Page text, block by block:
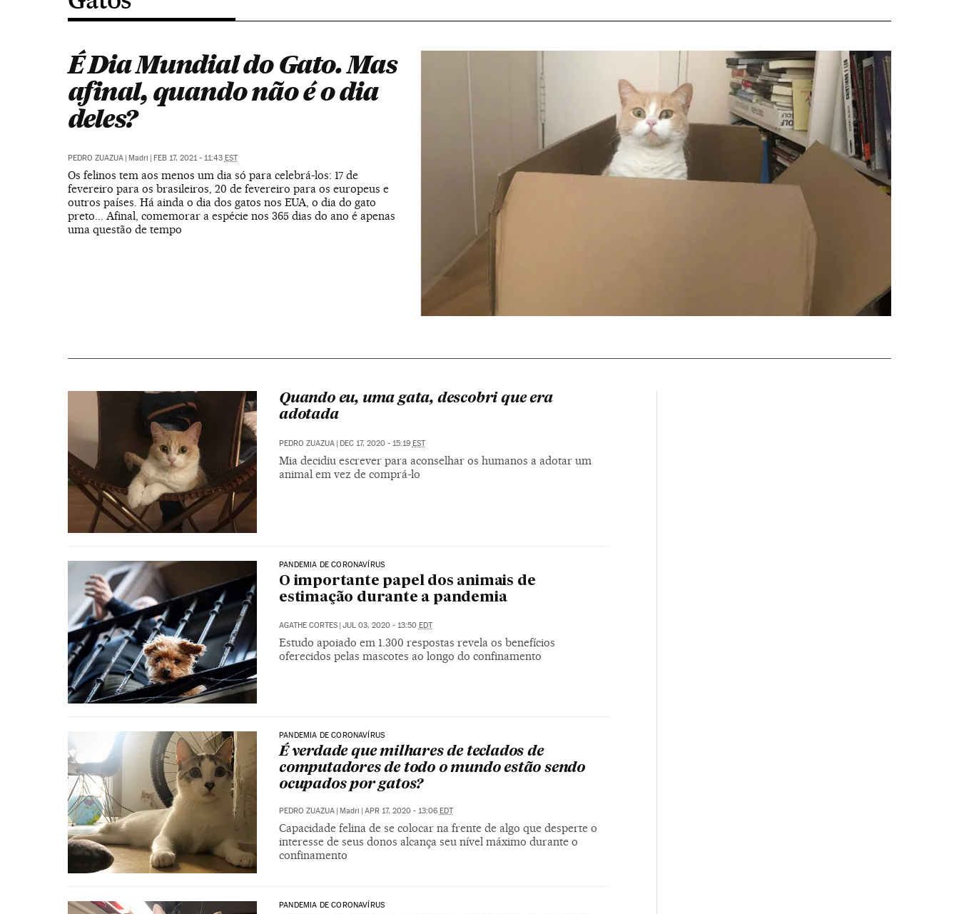
É Dia Mundial do Gato. Mas
afinal, quando não é o dia
deles?
PEDRO ZUAZUA | Madri | FEB 17, 2021 - 11:43 EST
Os felinos tem aos menos um dia só para celebrá-los: 17 de
fevereiro para os brasileiros, 20 de fevereiro para os europeus e
outros países. Há ainda o dia dos gatos nos EUA, o dia do gato
preto... Afinal, comemorar a espécie nos 365 dias do ano é apenas
uma questão de tempo
Quando eu, uma gata, descobri que era
adotada
PEDRO ZUAZUA | DEC 17, 2020 - 15:19 EST
Mia decidiu escrever para aconselhar os humanos a adotar um
animal em vez de comprá-lo
PANDEMIA DE CORONAVÍRUS
O importante papel dos animais de
estimação durante a pandemia
AGATHE CORTES JUL 03, 2020 - 13:50 EDT
Estudo apoiado em 1.300 respostas revela os benefícios
oferecidos pelas mascotes ao longo do confinamento
PANDEMIA DE CORONAVÍRUS
É verdade que milhares de teclados de
computadores de todo o mundo estão sendo
ocupados por gatos?
PEDRO ZUAZUA | Madri | APR 17, 2020 - 13:06 EDT
Capacidade felina de se colocar na frente de algo que desperte o
interesse de seus donos alcança seu nível máximo durante o
confinamento
PANDEMIA DE CORONAVÍRUS